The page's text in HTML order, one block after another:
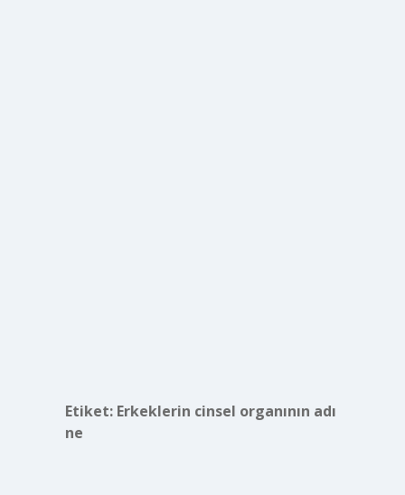
Etiket: Erkeklerin cinsel organının adı
ne